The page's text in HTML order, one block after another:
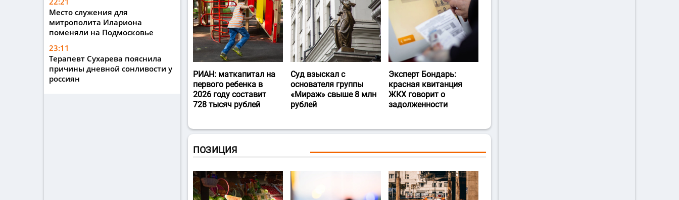
Место служения для
митрополита Илариона
поменяли на Подмосковье
23:11
Терапевт Сухарева пояснила
причины дневной сонливости у
россиян
РИАН: маткапитал на
первого ребенка в
2026 году составит
728 тысяч рублей
Суд взыскал с
основателя группы
«Мираж» свыше 8 млн
рублей
Эксперт Бондарь:
красная квитанция
ЖКХ говорит о
задолженности
ПОЗИЦИЯ